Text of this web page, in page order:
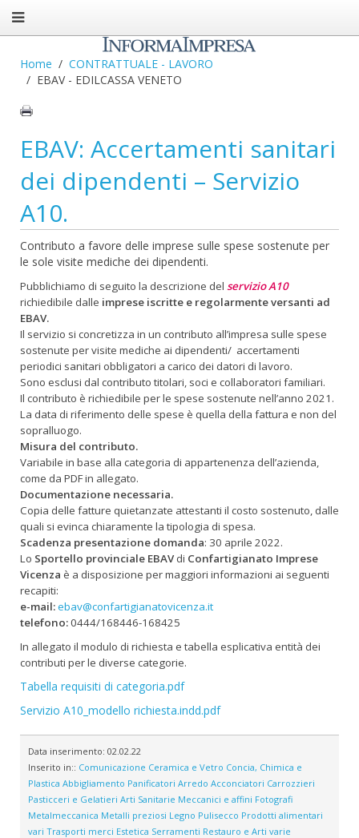
Home
CONTRATTUALE - LAVORO
EBAV - EDILCASSA VENETO
EBAV: Accertamenti sanitari
dei dipendenti – Servizio
A10.
Contributo a favore delle imprese sulle spese sostenute per
le sole visite mediche dei dipendenti.
Pubblichiamo di seguito la descrizione del servizio A10
richiedibile dalle imprese iscritte e regolarmente versanti ad
EBAV.
Il servizio si concretizza in un contributo all’impresa sulle spese
sostenute per visite mediche ai dipendenti/ accertamenti
periodici sanitari obbligatori a carico dei datori di lavoro.
Sono esclusi dal contributo titolari, soci e collaboratori familiari.
Il contributo è richiedibile per le spese sostenute nell’anno 2021.
La data di riferimento delle spese è quella della fattura e non del
sopralluogo.
Misura del contributo.
Variabile in base alla categoria di appartenenza dell’azienda,
come da PDF in allegato.
Documentazione necessaria.
Copia delle fatture quietanzate attestanti il costo sostenuto, dalle
quali si evinca chiaramente la tipologia di spesa.
Scadenza presentazione domanda: 30 aprile 2022.
Lo Sportello provinciale EBAV di Confartigianato Imprese
Vicenza è a disposizione per maggiori informazioni ai seguenti
recapiti:
e-mail:ebav@confartigianatovicenza.it
telefono:0444/168446-168425
In allegato il modulo di richiesta e tabella esplicativa entità dei
contributi per le diverse categorie.
Tabella requisiti di categoria.pdf
Servizio A10_modello richiesta.indd.pdf
Data inserimento: 02.02.22
Inserito in:: Comunicazione Ceramica e Vetro Concia, Chimica e
Plastica Abbigliamento Panificatori Arredo Acconciatori Carrozzieri
Pasticceri e Gelatieri Arti Sanitarie Meccanici e affini Fotografi
Metalmeccanica Metalli preziosi Legno Pulisecco Prodotti alimentari
vari Trasporti merci Estetica Serramenti Restauro e Arti varie